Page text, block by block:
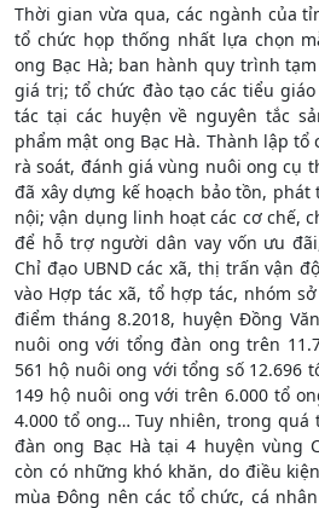
Thời gian vừa qua, các ngành của
tổ chức họp thống nhất lựa chọn
ong Bạc Hà; ban hành quy trình
giá trị; tổ chức đào tạo các tiểu
tác tại các huyện về nguyên tắc
phẩm mật ong Bạc Hà. Thành lập
rà soát, đánh giá vùng nuôi ong cụ
đã xây dựng kế hoạch bảo tồn, phát
nội; vận dụng linh hoạt các cơ chế,
để hỗ trợ người dân vay vốn ưu
Chỉ đạo UBND các xã, thị trấn vận
vào Hợp tác xã, tổ hợp tác, nhóm
điểm tháng 8.2018, huyện Đồng
nuôi ong với tổng đàn ong trên
561 hộ nuôi ong với tổng số 12.696
149 hộ nuôi ong với trên 6.000 tổ
4.000 tổ ong… Tuy nhiên, trong
đàn ong Bạc Hà tại 4 huyện vùng
còn có những khó khăn, do điều
mùa Đông nên các tổ chức, cá